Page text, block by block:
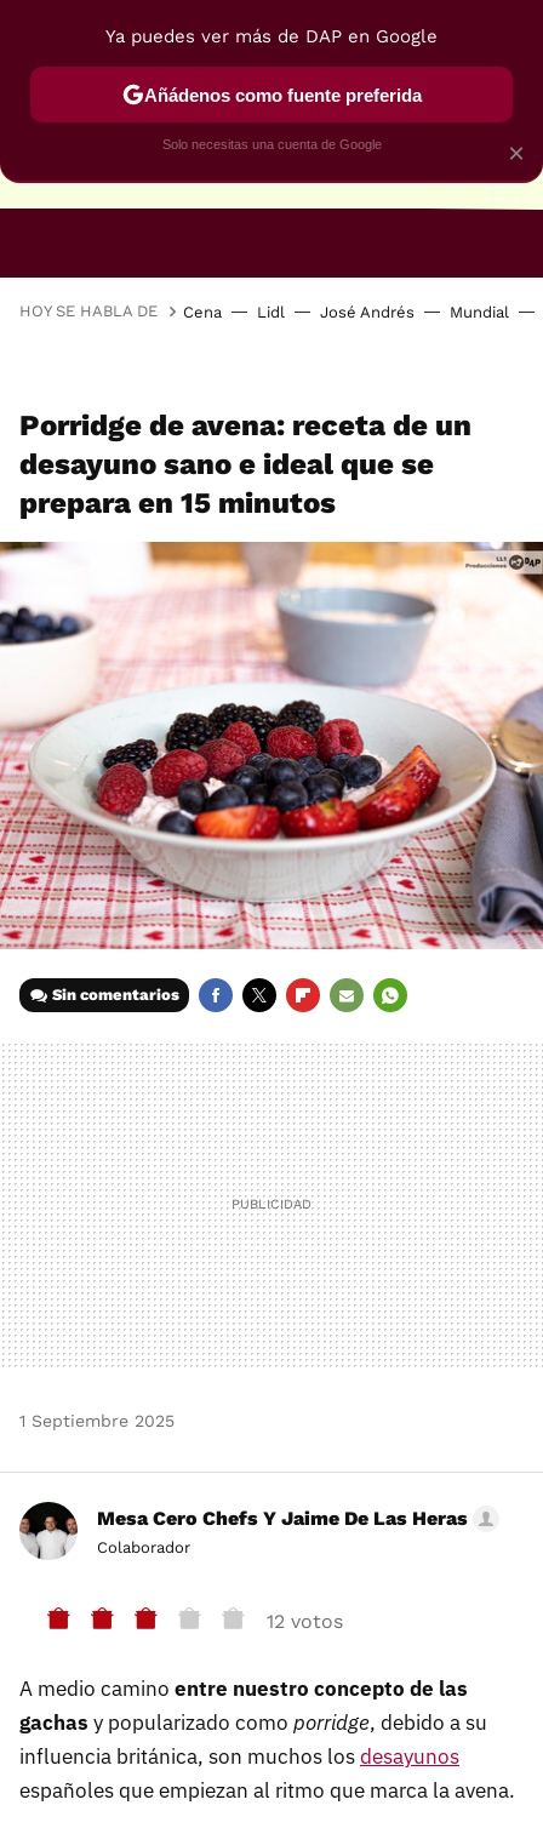
HOY SE HABLA DE Cena Lidl José Andrés Mundial
Porridge de avena: receta de un
desayuno sano e ideal que se
prepara en 15 minutos
Sin comentarios
MAIL
1 Septiembre 2025
Mesa Cero Chefs Y Jaime De Las Heras
Colaborador
12 votos
A medio camino entre nuestro concepto de las
gachas y popularizado como porridge, debido a su
influencia británica, son muchos losdesayunos
españoles que empiezan al ritmo que marca la avena.
×
Ya puedes ver más de DAP en Google
Añádenos como fuente preferida
Solo necesitas una cuenta de Google